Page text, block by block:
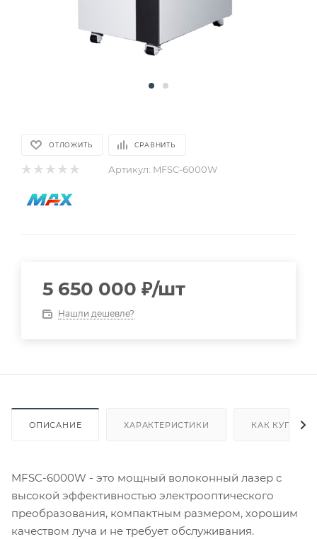
ОТЛОЖИТЬ СРАВНИТЬ
Артикул: MFSC-6000W
5 650 000 ₽/шт
Нашли дешевле?
ОПИСАНИЕ ХАРАКТЕРИСТИКИ КАК КУПИТЬ
MFSC-6000W - это мощный волоконный лазер с
высокой эффективностью электрооптического
преобразования, компактным размером, хорошим
качеством луча и не требует обслуживания.